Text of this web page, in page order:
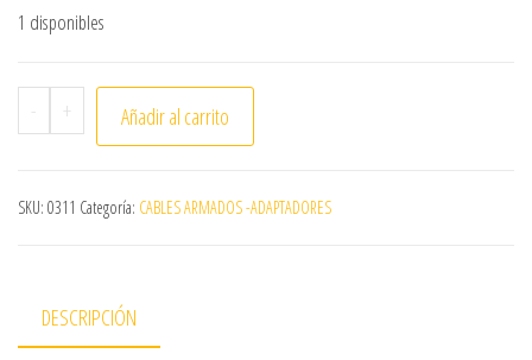
1 disponibles
- Ad.VGA H+au->HDMI H 2512 cantidad
+ Añadir al carrito
SKU: 0311 Categoría: CABLES ARMADOS -ADAPTADORES
DESCRIPCIÓN